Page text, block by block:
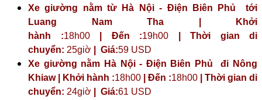
Xe giường nằm từ Hà Nội - Điện Biên Phủ tới
Luang Nam Tha | Khởi
hành :18h00| Đến :19h00 | Thời gian di
chuyển: 25giờ | Giá:59 USD
Xe giường nằm Hà Nội - Điện Biên Phủ đi Nông
Khiaw | Khởi hành :18h00 | Đến :18h00 | Thời gian di
chuyển: 24giờ | Giá:61 USD